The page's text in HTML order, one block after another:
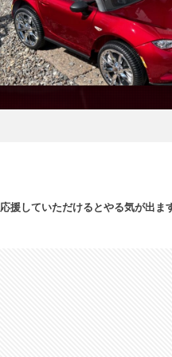
応援していただけるとやる気が出ま